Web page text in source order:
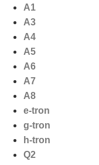
naar
inhoud
A1
A3
A4
A5
A6
A7
A8
e-tron
g-tron
h-tron
Q2